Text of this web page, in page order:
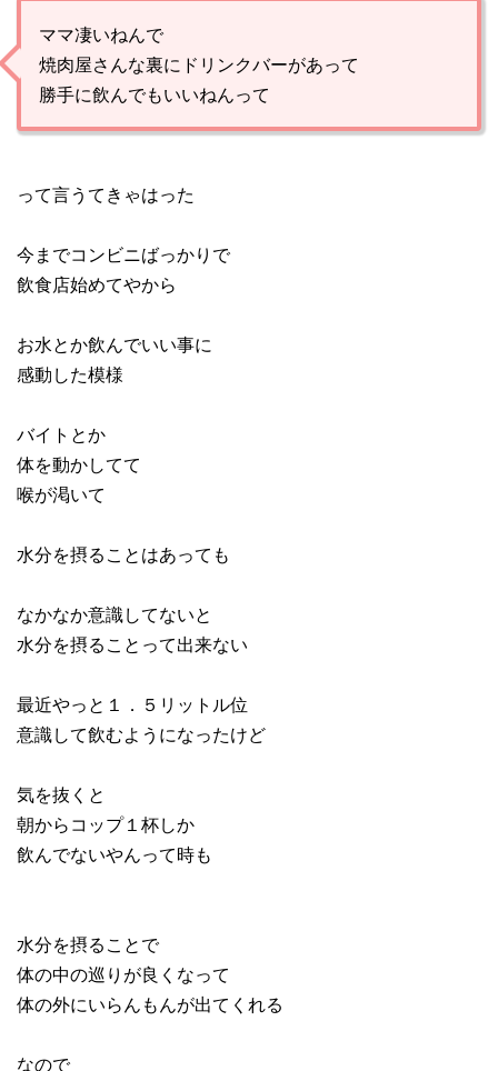
ママ凄いねんで
焼肉屋さんな裏にドリンクバーがあって
勝手に飲んでもいいねんって
って言うてきゃはった
今までコンビニばっかりで
飲食店始めてやから
お水とか飲んでいい事に
感動した模様
バイトとか
体を動かしてて
喉が渇いて
水分を摂ることはあっても
なかなか意識してないと
水分を摂ることって出来ない
最近やっと１．５リットル位
意識して飲むようになったけど
気を抜くと
朝からコップ１杯しか
飲んでないやんって時も
水分を摂ることで
体の中の巡りが良くなって
体の外にいらんもんが出てくれる
なので